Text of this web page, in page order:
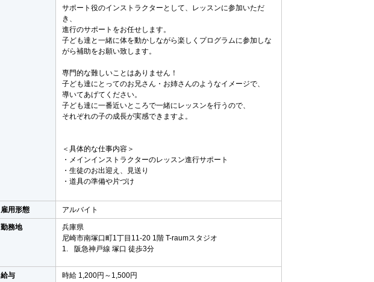
サポート役のインストラクターとして、レッスンに参加いただ
き、
進行のサポートをお任せします。
子ども達と一緒に体を動かしながら楽しくプログラムに参加しな
がら補助をお願い致します。
専門的な難しいことはありません！
子ども達にとってのお兄さん・お姉さんのようなイメージで、
導いてあげてください。
子ども達に一番近いところで一緒にレッスンを行うので、
それぞれの子の成長が実感できますよ。
＜具体的な仕事内容＞
・メインインストラクターのレッスン進行サポート
・生徒のお出迎え、見送り
・道具の準備や片づけ
雇用形態 アルバイト
勤務地
兵庫県
尼崎市南塚口町1丁目11-20 1階 T-raumスタジオ
1.
阪急神戸線 塚口 徒歩3分
給与 時給 1,200円～1,500円